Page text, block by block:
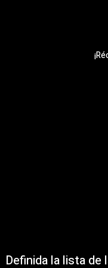
Definida la lista de